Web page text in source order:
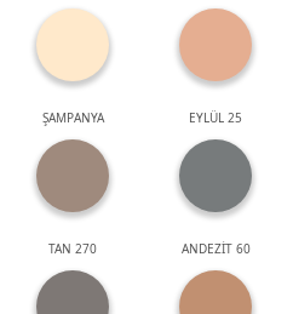
ŞAMPANYA EYLÜL 25
TAN 270 ANDEZİT 60